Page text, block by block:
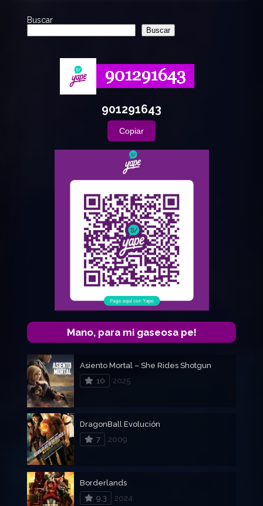
Buscar
Buscar
901291643
Copiar
Mano, para mi gaseosa pe!
Asiento Mortal – She Rides Shotgun
10
2025
DragonBall Evolución
7
2009
Borderlands
9.3
2024